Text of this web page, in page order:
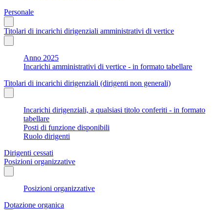
Personale
Titolari di incarichi dirigenziali amministrativi di vertice
Anno 2025
Incarichi amministrativi di vertice - in formato tabellare
Titolari di incarichi dirigenziali (dirigenti non generali)
Incarichi dirigenziali, a qualsiasi titolo conferiti - in formato
tabellare
Posti di funzione disponibili
Ruolo dirigenti
Dirigenti cessati
Posizioni organizzative
Posizioni organizzative
Dotazione organica